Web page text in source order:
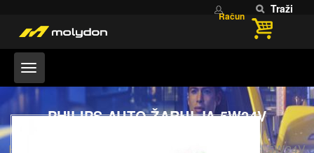
Račun
Traži
PHILIPS AUTO ŽARULJA 5W24V
Home PHILIPS AUTO ŽARULJA 5W24V